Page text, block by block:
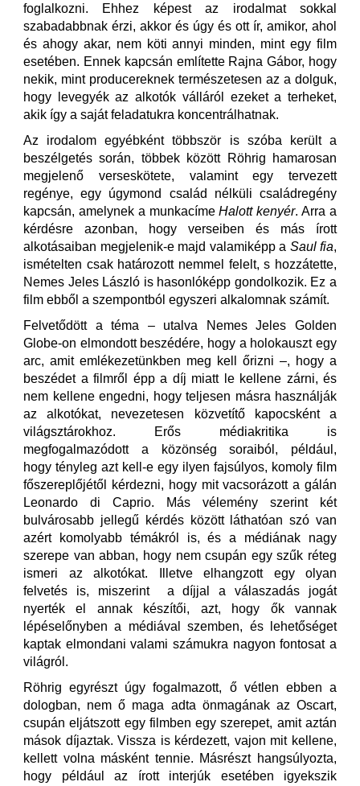
foglalkozni. Ehhez képest az irodalmat sokkal
szabadabbnak érzi, akkor és úgy és ott ír, amikor, ahol
és ahogy akar, nem köti annyi minden, mint egy film
esetében. Ennek kapcsán említette Rajna Gábor, hogy
nekik, mint producereknek természetesen az a dolguk,
hogy levegyék az alkotók válláról ezeket a terheket,
akik így a saját feladatukra koncentrálhatnak.
Az irodalom egyébként többször is szóba került a
beszélgetés során, többek között Röhrig hamarosan
megjelenő verseskötete, valamint egy tervezett
regénye, egy úgymond család nélküli családregény
kapcsán, amelynek a munkacímeHalott kenyér. Arra a
kérdésre azonban, hogy verseiben és más írott
alkotásaiban megjelenik-e majd valamiképp a Saul fia,
ismételten csak határozott nemmel felelt, s hozzátette,
Nemes Jeles László is hasonlóképp gondolkozik. Ez a
film ebből a szempontból egyszeri alkalomnak számít.
Felvetődött a téma – utalva Nemes Jeles Golden
Globe-on elmondott beszédére, hogy a holokauszt egy
arc, amit emlékezetünkben meg kell őrizni –, hogy a
beszédet a filmről épp a díj miatt le kellene zárni, és
nem kellene engedni, hogy teljesen másra használják
az alkotókat, nevezetesen közvetítő kapocsként a
világsztárokhoz. Erős médiakritika is
megfogalmazódott a közönség soraiból, például,
hogy tényleg azt kell-e egy ilyen fajsúlyos, komoly film
főszereplőjétől kérdezni, hogy mit vacsorázott a gálán
Leonardo di Caprio. Más vélemény szerint két
bulvárosabb jellegű kérdés között láthatóan szó van
azért komolyabb témákról is, és a médiának nagy
szerepe van abban, hogy nem csupán egy szűk réteg
ismeri az alkotókat. Illetve elhangzott egy olyan
felvetés is, miszerint a díjjal a válaszadás jogát
nyerték el annak készítői, azt, hogy ők vannak
lépéselőnyben a médiával szemben, és lehetőséget
kaptak elmondani valami számukra nagyon fontosat a
világról.
Röhrig egyrészt úgy fogalmazott, ő vétlen ebben a
dologban, nem ő maga adta önmagának az Oscart,
csupán eljátszott egy filmben egy szerepet, amit aztán
mások díjaztak. Vissza is kérdezett, vajon mit kellene,
kellett volna másként tennie. Másrészt hangsúlyozta,
hogy például az írott interjúk esetében igyekszik